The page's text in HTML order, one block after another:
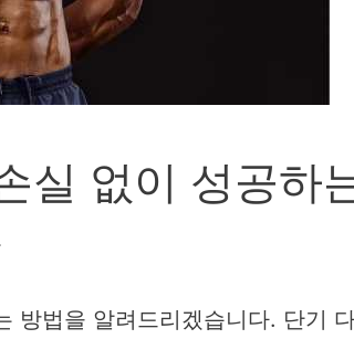
실 없이 성공하
방법을 알려드리겠습니다. 단기